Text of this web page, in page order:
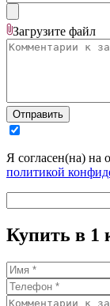
Загрузите файл
Отправить
Я согласен(на) на
политикой
Купить в 1